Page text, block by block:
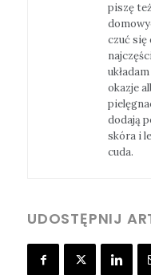
piszę
czuć się
okazje
dodają
skóra i
cuda.
UDOSTĘPNIJ